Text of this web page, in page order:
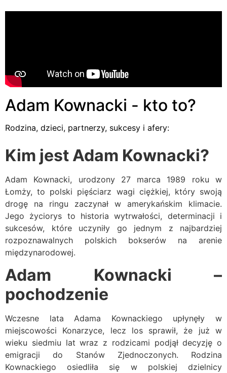
Adam Kownacki - kto to?
Rodzina, dzieci, partnerzy, sukcesy i afery:
Kim jest Adam Kownacki?
Adam Kownacki, urodzony 27 marca 1989 roku w
Łomży, to polski pięściarz wagi ciężkiej, który swoją
drogę na ringu zaczynał w amerykańskim klimacie.
Jego życiorys to historia wytrwałości, determinacji i
sukcesów, które uczyniły go jednym z najbardziej
rozpoznawalnych polskich bokserów na arenie
międzynarodowej.
Adam Kownacki –
pochodzenie
Wczesne lata Adama Kownackiego upłynęły w
miejscowości Konarzyce, lecz los sprawił, że już w
wieku siedmiu lat wraz z rodzicami podjął decyzję o
emigracji do Stanów Zjednoczonych. Rodzina
Kownackiego osiedliła się w polskiej dzielnicy